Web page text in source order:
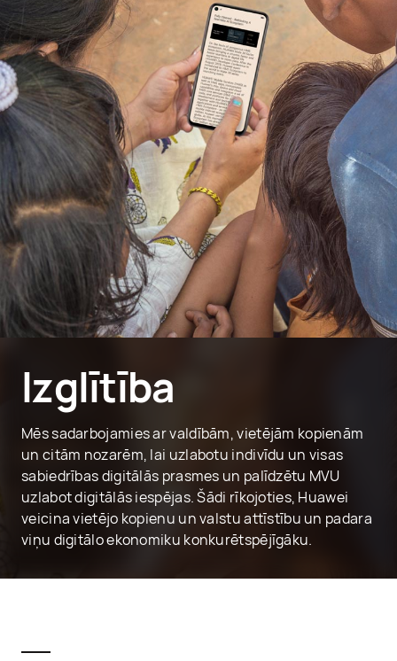
Mēs sadarbojamies ar valdībām, vietējām kopienām
un citām nozarēm, lai uzlabotu indivīdu un visas
sabiedrības digitālās prasmes un palīdzētu MVU
uzlabot digitālās iespējas. Šādi rīkojoties, Huawei
veicina vietējo kopienu un valstu attīstību un padara
viņu digitālo ekonomiku konkurētspējīgāku.
Izglītība